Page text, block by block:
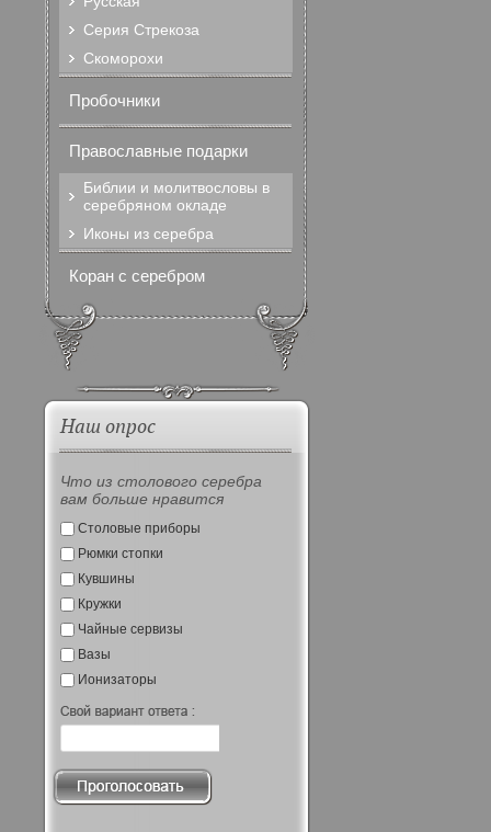
Серия Стрекоза
Скоморохи
Пробочники
Православные подарки
Библии и молитвословы в
серебряном окладе
Иконы из серебра
Коран с серебром
Наш опрос
Что из столового серебра
вам больше нравится
Столовые приборы
Рюмки стопки
Кувшины
Кружки
Чайные сервизы
Вазы
Ионизаторы